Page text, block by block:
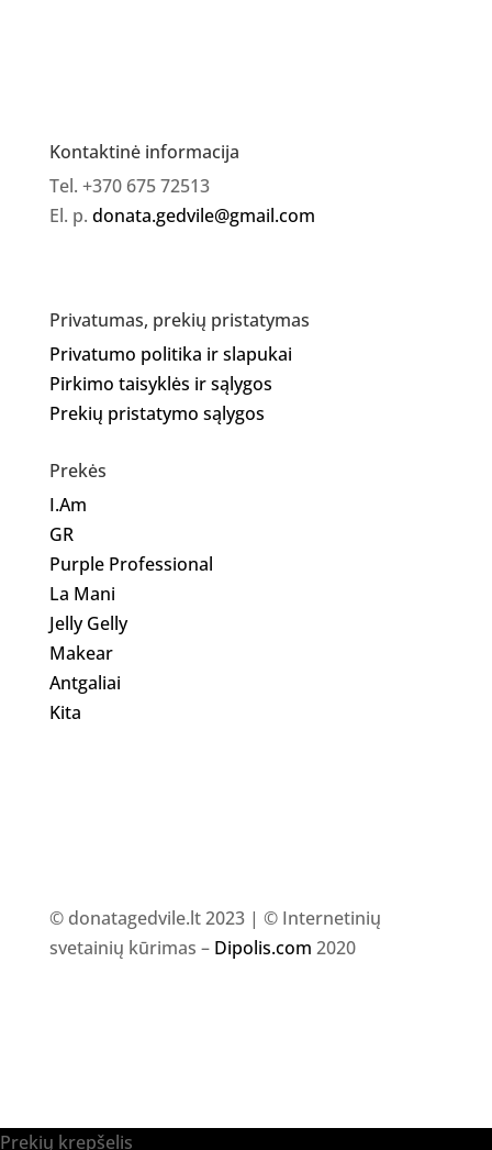
Kontaktinė informacija
Tel. +370 675 72513
El. p. donata.gedvile@gmail.com
Privatumas, prekių pristatymas
Privatumo politika ir slapukai
Pirkimo taisyklės ir sąlygos
Prekių pristatymo sąlygos
Prekės
I.Am
GR
Purple Professional
La Mani
Jelly Gelly
Makear
Antgaliai
Kita
© donatagedvile.lt 2023 | © Internetinių
svetainių kūrimas – Dipolis.com 2020
Prekių krepšelis